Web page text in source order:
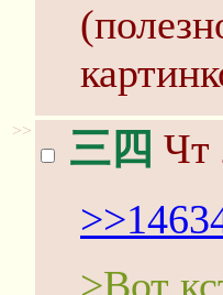
>> 三四 Чт
>Вот